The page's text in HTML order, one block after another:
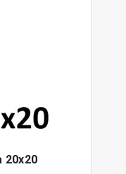
20х20